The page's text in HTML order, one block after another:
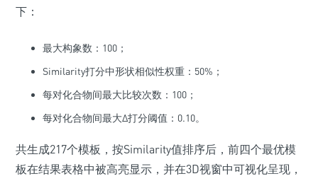
下：
最大构象数：100；
Similarity打分中形状相似性权重：50%；
每对化合物间最大比较次数：100；
每对化合物间最大Δ打分阈值：0.10。
共生成217个模板，按Similarity值排序后，前四个最优模
板在结果表格中被高亮显示，并在3D视窗中可视化呈现，